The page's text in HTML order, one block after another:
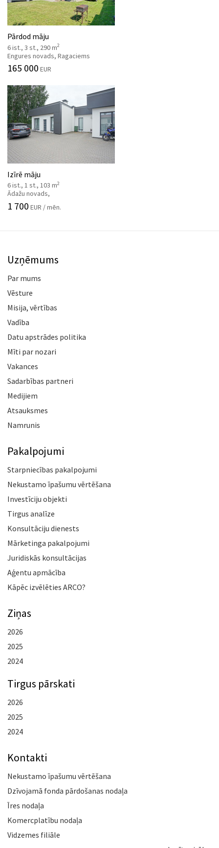
Pārdod māju
6 ist., 3 st., 290 m2
Engures novads, Ragaciems
165 000 EUR
Izīrē māju
6 ist., 1 st., 103 m2
Ādažu novads,
1 700 EUR / mēn.
Uzņēmums
Par mums
Vēsture
Misija, vērtības
Vadība
Datu apstrādes politika
Mīti par nozari
Vakances
Sadarbības partneri
Medijiem
Atsauksmes
Namrunis
Pakalpojumi
Starpniecības pakalpojumi
Nekustamo īpašumu vērtēšana
Investīciju objekti
Tirgus analīze
Konsultāciju dienests
Mārketinga pakalpojumi
Juridiskās konsultācijas
Aģentu apmācība
Kāpēc izvēlēties ARCO?
Ziņas
2026
2025
2024
Tirgus pārskati
2026
2025
2024
Kontakti
Nekustamo īpašumu vērtēšana
Dzīvojamā fonda pārdošanas nodaļa
Īres nodaļa
Komercplatību nodaļa
Vidzemes filiāle